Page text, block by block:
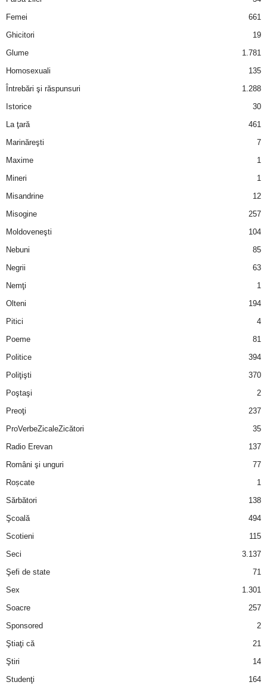
Femei
661
Ghicitori
19
Glume
1.781
Homosexuali
135
Întrebări şi răspunsuri
1.288
Istorice
30
La ţară
461
Marinăreşti
7
Maxime
1
Mineri
1
Misandrine
12
Misogine
257
Moldoveneşti
104
Nebuni
85
Negrii
63
Nemţi
1
Olteni
194
Pitici
4
Poeme
81
Politice
394
Poliţişti
370
Poştaşi
2
Preoţi
237
ProVerbeZicaleZicători
35
Radio Erevan
137
Români şi unguri
77
Roșcate
1
Sărbători
138
Şcoală
494
Scotieni
115
Seci
3.137
Şefi de state
71
Sex
1.301
Soacre
257
Sponsored
2
Ştiaţi că
21
Ştiri
14
Studenţi
164